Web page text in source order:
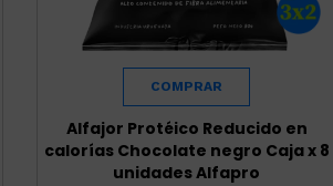
Alfajor Protéico Reducido en
calorías Chocolate negro Caja x 8
unidades Alfapro